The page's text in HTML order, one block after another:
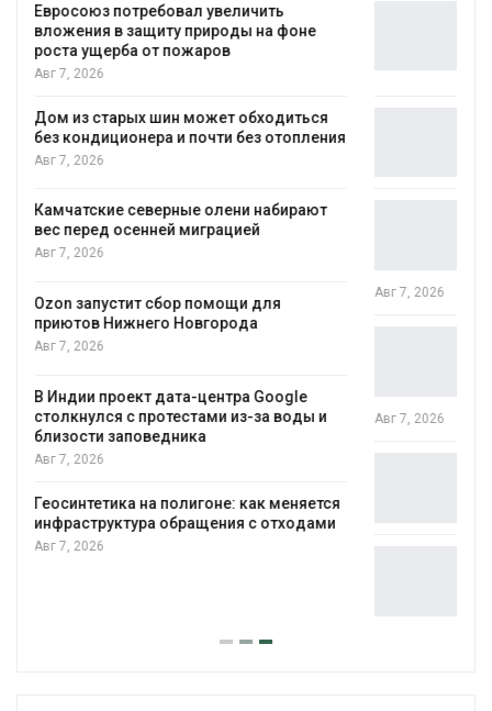
Американские экологи предупредили о
масштабном загрязнении из-за
противопожарной пены
Названы ведущие экологические НКО
России по итогам 2025 года
Тайфун, засуха и пожары: сразу
несколько регионов столкнулись с
Солнечные панели над каналами
воду
Авг 7, 2026
Авг 7, 2026